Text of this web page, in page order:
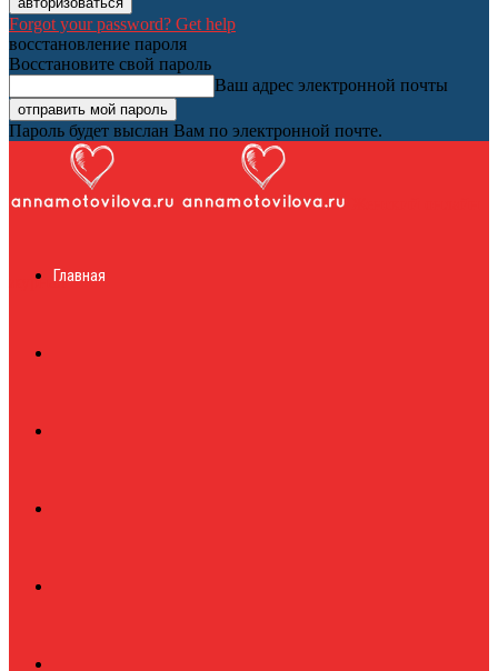
Forgot your password? Get help
восстановление пароля
Восстановите свой пароль
Ваш адрес электронной почты
Пароль будет выслан Вам по электронной почте.
журналГлавная